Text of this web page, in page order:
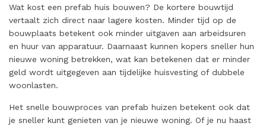
Wat kost een prefab huis bouwen? De kortere bouwtijd
vertaalt zich direct naar lagere kosten. Minder tijd op de
bouwplaats betekent ook minder uitgaven aan arbeidsuren
en huur van apparatuur. Daarnaast kunnen kopers sneller hun
nieuwe woning betrekken, wat kan betekenen dat er minder
geld wordt uitgegeven aan tijdelijke huisvesting of dubbele
woonlasten.
Het snelle bouwproces van prefab huizen betekent ook dat
je sneller kunt genieten van je nieuwe woning. Of je nu haast